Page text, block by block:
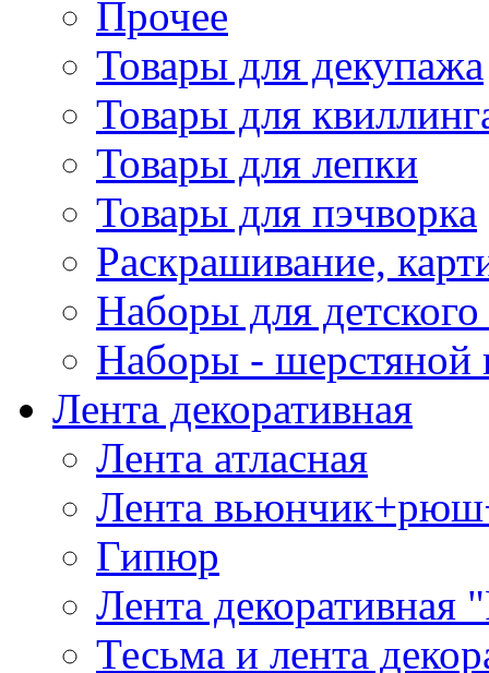
Прочее
Товары для декупажа
Товары для
Товары для лепки
Товары для пэчворка
Раскрашивание,
Наборы для
Наборы - шерстяной
Лента декоративная
Лента атласная
Лента
Гипюр
Лента декоративная
Тесьма и лента